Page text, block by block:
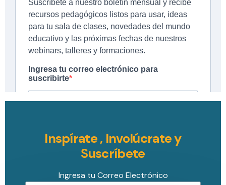
Inspírate , Involúcrate y
Suscríbete
Ingresa tu Correo Electrónico